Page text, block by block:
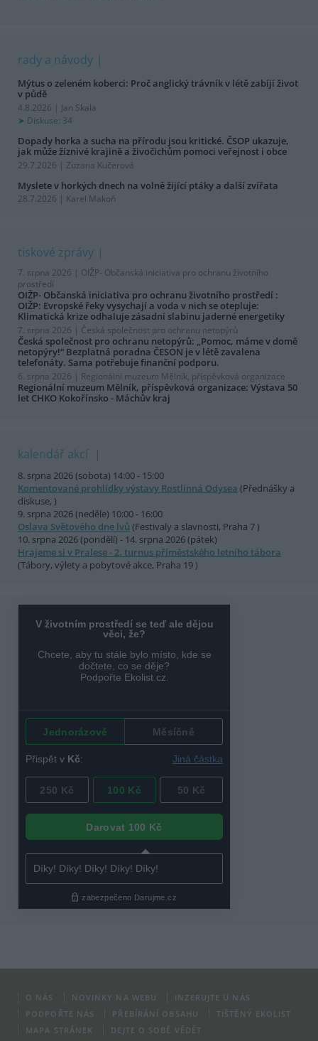
rady a návody
Mýtus o zeleném koberci: Proč anglický trávník v létě zabíjí život
v půdě
4.8.2026 | Jan Skala
Diskuse: 34
Dopady horka a sucha na přírodu jsou kritické. ČSOP ukazuje,
jak může žíznivé krajině a živočichům pomoci veřejnost i obce
29.7.2026 | Zuzana Kučerová
Myslete v horkých dnech na volně žijící ptáky a další zvířata
28.7.2026 | Karel Makoň
tiskové zprávy
7. srpna 2026 | OIŽP- Občanská iniciativa pro ochranu životního
prostředí
OIŽP- Občanská iniciativa pro ochranu životního prostředí :
OIŽP: Evropské řeky vysychají a voda v nich se otepluje:
Klimatická krize odhaluje zásadní slabinu jaderné energetiky
7. srpna 2026 | Česká společnost pro ochranu netopýrů
Česká společnost pro ochranu netopýrů: „Pomoc, máme v domě
netopýry!“ Bezplatná poradna ČESON je v létě zavalena
telefonáty. Sama potřebuje finanční podporu.
6. srpna 2026 | Regionální muzeum Mělník, příspěvková organizace
Regionální muzeum Mělník, příspěvková organizace: Výstava 50
let CHKO Kokořínsko - Máchův kraj
kalendář akcí
8. srpna 2026 (sobota) 14:00 - 15:00
Komentované prohlídky výstavy Rostlinná Odysea (Přednášky a
diskuse, )
9. srpna 2026 (neděle) 10:00 - 16:00
Oslava Světového dne lvů (Festivaly a slavnosti, Praha 7 )
10. srpna 2026 (pondělí) - 14. srpna 2026 (pátek)
Hrajeme si v Pralese - 2. turnus příměstského letního tábora
(Tábory, výlety a pobytové akce, Praha 19 )
O NÁS NOVINKY NA WEBU
INZERUJTE U NÁS
PODPOŘTE NÁS
PŘEBÍRÁNÍ OBSAHU
TIŠTĚNÝ EKOLIST
MAPA STRÁNEK
DEJTE O SOBĚ VĚDĚT